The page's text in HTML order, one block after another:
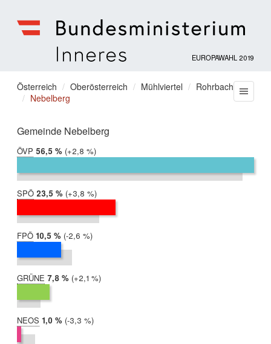
für
Inneres
EUROPAWAHL 2019
Sie
befinden
hier:
Österreich Oberösterreich Mühlviertel
Rohrbach
Nebelberg
Gemeinde Nebelberg
ÖVP 2019:
56,5 %
2014:
53,7 %
Differenz:
+2,8 %
SPÖ 2019:
23,5 %
2014:
19,7 %
Differenz:
+3,8 %
FPÖ 2019:
10,5 %
2014:
13,1 %
Differenz:
-2,6 %
GRÜNE 2019:
7,8 %
2014:
5,7 %
Differenz:
+2,1 %
NEOS 2019:
1,0 %
2014:
4,4 %
Differenz:
-3,3 %